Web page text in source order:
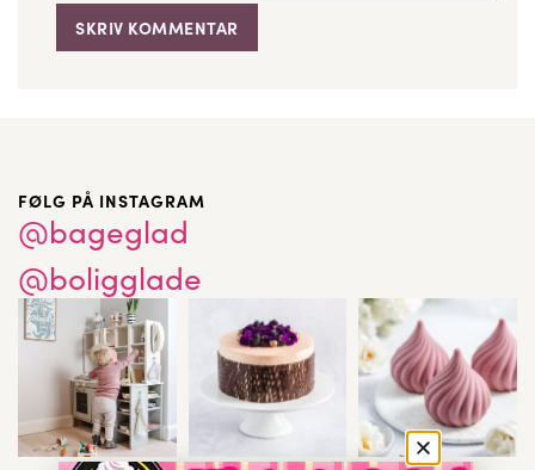
FØLG PÅ INSTAGRAM
@bageglad
@boligglade